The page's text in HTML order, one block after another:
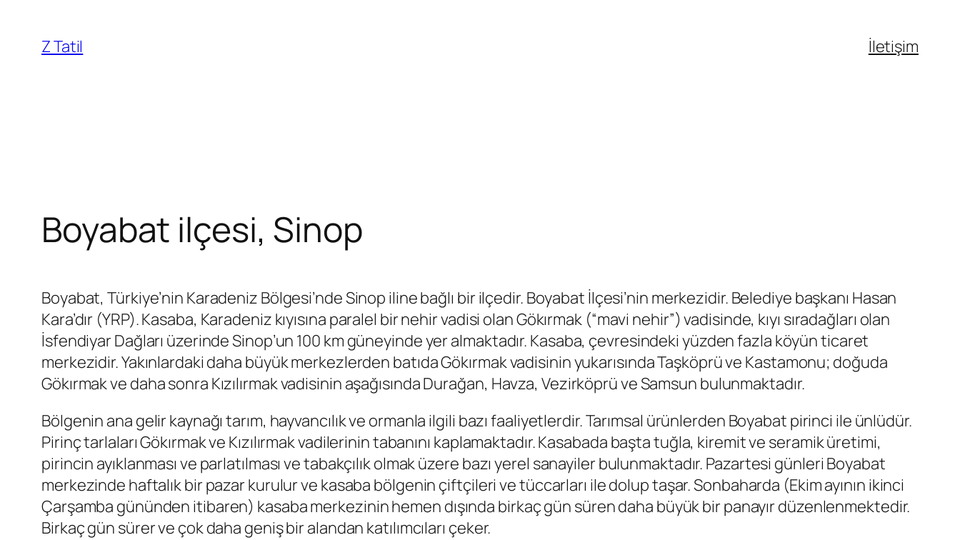
Z Tatil İletişim
Boyabat ilçesi, Sinop
Boyabat, Türkiye’nin Karadeniz Bölgesi’nde Sinop iline bağlı bir ilçedir. Boyabat İlçesi’nin merkezidir. Belediye başkanı Hasan
Kara’dır (YRP). Kasaba, Karadeniz kıyısına paralel bir nehir vadisi olan Gökırmak (“mavi nehir”) vadisinde, kıyı sıradağları olan
İsfendiyar Dağları üzerinde Sinop’un 100 km güneyinde yer almaktadır. Kasaba, çevresindeki yüzden fazla köyün ticaret
merkezidir. Yakınlardaki daha büyük merkezlerden batıda Gökırmak vadisinin yukarısında Taşköprü ve Kastamonu; doğuda
Gökırmak ve daha sonra Kızılırmak vadisinin aşağısında Durağan, Havza, Vezirköprü ve Samsun bulunmaktadır.
Bölgenin ana gelir kaynağı tarım, hayvancılık ve ormanla ilgili bazı faaliyetlerdir. Tarımsal ürünlerden Boyabat pirinci ile ünlüdür.
Pirinç tarlaları Gökırmak ve Kızılırmak vadilerinin tabanını kaplamaktadır. Kasabada başta tuğla, kiremit ve seramik üretimi,
pirincin ayıklanması ve parlatılması ve tabakçılık olmak üzere bazı yerel sanayiler bulunmaktadır. Pazartesi günleri Boyabat
merkezinde haftalık bir pazar kurulur ve kasaba bölgenin çiftçileri ve tüccarları ile dolup taşar. Sonbaharda (Ekim ayının ikinci
Çarşamba gününden itibaren) kasaba merkezinin hemen dışında birkaç gün süren daha büyük bir panayır düzenlenmektedir.
Birkaç gün sürer ve çok daha geniş bir alandan katılımcıları çeker.